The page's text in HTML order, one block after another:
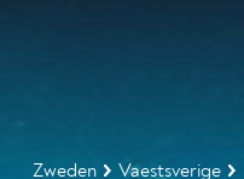
Zweden Vaestsverige